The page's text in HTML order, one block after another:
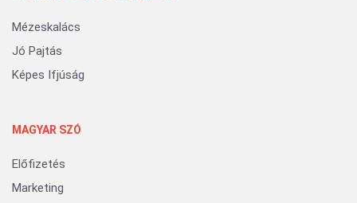
Mézeskalács
Jó Pajtás
Képes Ifjúság
MAGYAR SZÓ
Előfizetés
Marketing